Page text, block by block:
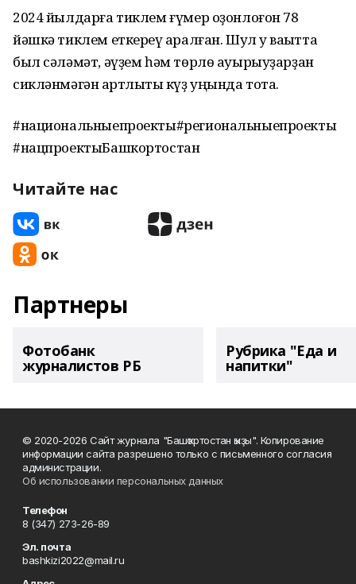
2024 йылдарға тиклем ғүмер оҙонлоғон 78
йәшкә тиклем еткереү ҡаралған. Шул уҡ ваҡытта
был сәләмәт, әүҙем һәм төрлө ауырыуҙарҙан
сикләнмәгән ҡартлыҡты күҙ уңында тота.
#национальныепроекты#региональныепроекты
#нацпроектыБашкортостан
Читайте нас
Партнеры
Фотобанк
журналистов РБ
Рубрика "Еда и
напитки"
© 2020-2026 Сайт журнала "Башҡортостан ҡыҙы". Копирование
информации сайта разрешено только с письменного согласия
администрации.
Об использовании персональных данных
Телефон
8 (347) 273-26-89
Эл. почта
bashkizi2022@mail.ru